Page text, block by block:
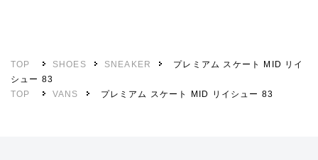
TOP SHOES SNEAKER
プレミアム スケート MID リイ
シュー 83
TOP
VANS プレミアム スケート MID リイシュー 83